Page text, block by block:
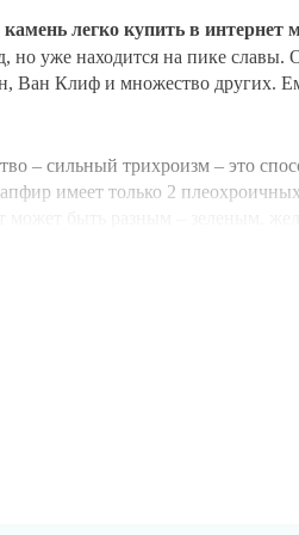
легко купить в
уже находится на пике славы.
Ван Клиф и множество других.
– сильный трихроизм – это
имеет только 2